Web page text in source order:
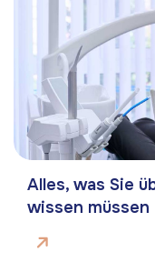
Alles, was Sie
wissen müssen